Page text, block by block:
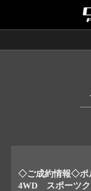
◇ご成約情報◇ポ
4WD スポーツ